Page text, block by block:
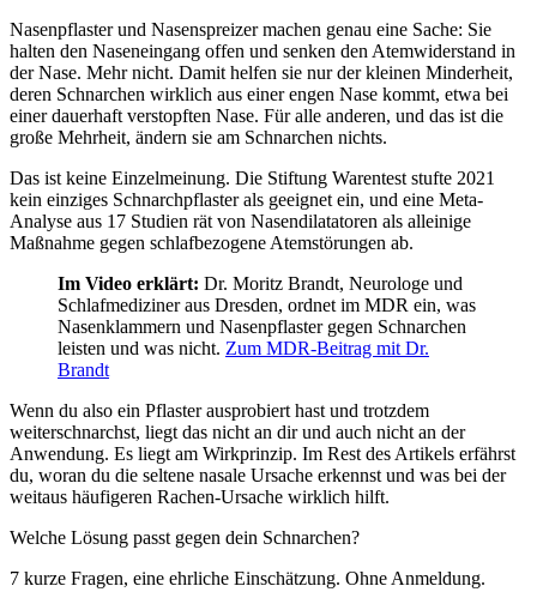
Nasenpflaster und Nasenspreizer machen genau eine Sache: Sie
halten den Naseneingang offen und senken den Atemwiderstand in
der Nase. Mehr nicht. Damit helfen sie nur der kleinen Minderheit,
deren Schnarchen wirklich aus einer engen Nase kommt, etwa bei
einer dauerhaft verstopften Nase. Für alle anderen, und das ist die
große Mehrheit, ändern sie am Schnarchen nichts.
Das ist keine Einzelmeinung. Die Stiftung Warentest stufte 2021
kein einziges Schnarchpflaster als geeignet ein, und eine Meta-
Analyse aus 17 Studien rät von Nasendilatatoren als alleinige
Maßnahme gegen schlafbezogene Atemstörungen ab.
Im Video erklärt: Dr. Moritz Brandt, Neurologe und
Schlafmediziner aus Dresden, ordnet im MDR ein, was
Nasenklammern und Nasenpflaster gegen Schnarchen
leisten und was nicht. Zum MDR-Beitrag mit Dr.
Brandt
Wenn du also ein Pflaster ausprobiert hast und trotzdem
weiterschnarchst, liegt das nicht an dir und auch nicht an der
Anwendung. Es liegt am Wirkprinzip. Im Rest des Artikels erfährst
du, woran du die seltene nasale Ursache erkennst und was bei der
weitaus häufigeren Rachen-Ursache wirklich hilft.
Welche Lösung passt gegen dein Schnarchen?
7 kurze Fragen, eine ehrliche Einschätzung. Ohne Anmeldung.